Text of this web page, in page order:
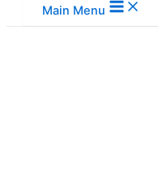
Main Menu